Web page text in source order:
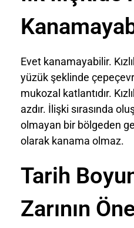
Evet kanamayabilir.
yüzük şeklinde
mukozal katlantıdır.
azdır. İlişki sırasında
olmayan bir bölgeden
olarak kanama olmaz.
Tarih
Zarının